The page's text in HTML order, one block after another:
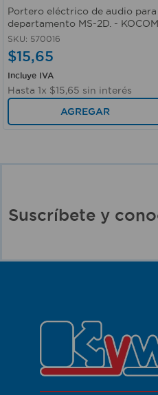
Portero eléctrico de audio para
departamento MS-2D. - KOCOM
SKU: 570016
$15,65
Incluye IVA
Hasta 1x $15,65 sin interés
AGREGAR
Suscríbete y